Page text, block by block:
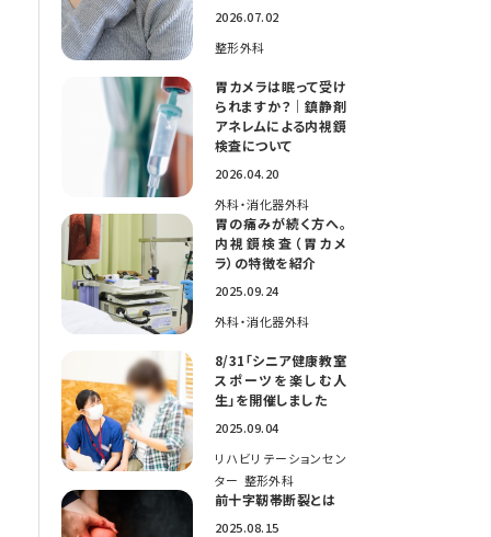
2026.07.02
整形外科
胃カメラは眠って受け
られますか？｜鎮静剤
アネレムによる内視鏡
検査について
2026.04.20
外科・消化器外科
胃の痛みが続く方へ。
内視鏡検査（胃カメ
ラ）の特徴を紹介
2025.09.24
外科・消化器外科
8/31「シニア健康教室
スポーツを楽しむ人
生」を開催しました
2025.09.04
リハビリテーションセン
ター 整形外科
前十字靭帯断裂とは
2025.08.15